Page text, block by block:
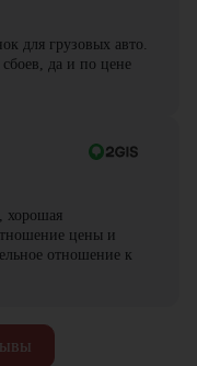
для грузовых авто.
сбоев, да и по цене
хорошая
цены и
отношение к